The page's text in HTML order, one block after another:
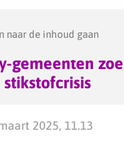
naar de inhoud gaan
gemeenten
2025, 11.13